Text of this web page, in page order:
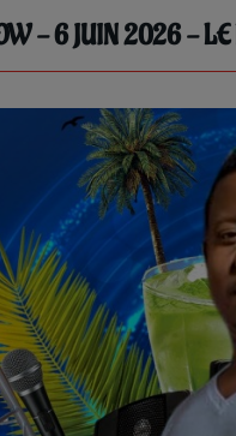
- 6 JUIN 2026 - LE